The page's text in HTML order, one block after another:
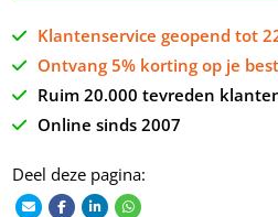
Klantenservice geopend tot
Ontvang 5% korting op je
Ruim 20.000 tevreden
Online sinds 2007
Deel deze pagina: